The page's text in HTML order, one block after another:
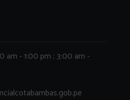
am - 1:00 pm ; 3:00 am -